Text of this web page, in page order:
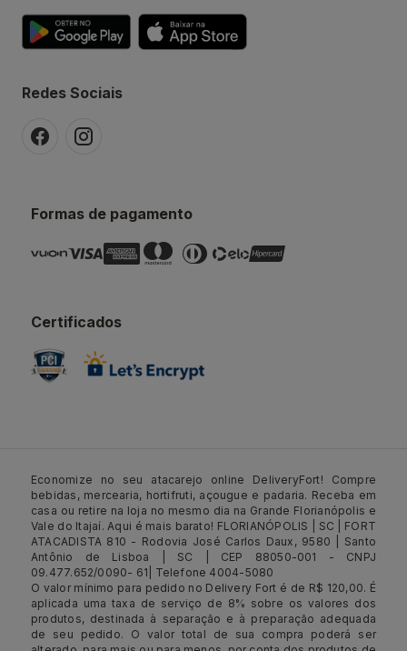
Redes Sociais
Formas de pagamento
Certificados
Economize no seu atacarejo online DeliveryFort! Compre
bebidas, mercearia, hortifruti, açougue e padaria. Receba em
casa ou retire na loja no mesmo dia na Grande Florianópolis e
Vale do Itajaí. Aqui é mais barato! FLORIANÓPOLIS | SC | FORT
ATACADISTA 810 - Rodovia José Carlos Daux, 9580 | Santo
Antônio de Lisboa | SC | CEP 88050-001 - CNPJ
09.477.652/0090- 61| Telefone 4004-5080
O valor mínimo para pedido no Delivery Fort é de R$ 120,00. É
aplicada uma taxa de serviço de 8% sobre os valores dos
produtos, destinada à separação e à preparação adequada
de seu pedido. O valor total de sua compra poderá ser